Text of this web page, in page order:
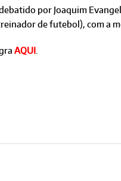
por Joaquim
de futebol), com a
AQUI